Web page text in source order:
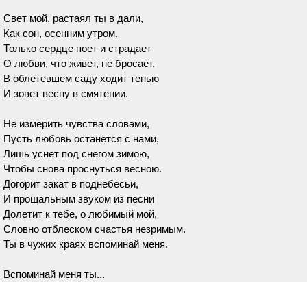
Свет мой, растаял ты в дали,
Как сон, осенним утром.
Только сердце поет и страдает
О любви, что живет, не бросает,
В облетевшем саду ходит тенью
И зовет весну в смятении.
Не измерить чувства словами,
Пусть любовь останется с нами,
Лишь уснет под снегом зимою,
Чтобы снова проснуться весною.
Догорит закат в поднебесьи,
И прощальным звуком из песни
Долетит к тебе, о любимый мой,
Словно отблеском счастья незримым.
Ты в чужих краях вспоминай меня.
Вспоминай меня ты...